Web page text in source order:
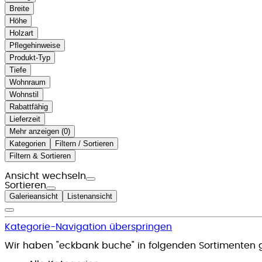
Breite
Höhe
Holzart
Pflegehinweise
Produkt-Typ
Tiefe
Wohnraum
Wohnstil
Rabattfähig
Lieferzeit
Mehr anzeigen ( )
Kategorien
Filtern / Sortieren
Filtern & Sortieren
Ansicht wechseln
Sortieren
Galerieansicht Listenansicht
Kategorie-Navigation überspringen
Wir haben "eckbank buche" in folgenden Sortimenten